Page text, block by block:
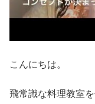
こんにちは。
飛常識な料理教室